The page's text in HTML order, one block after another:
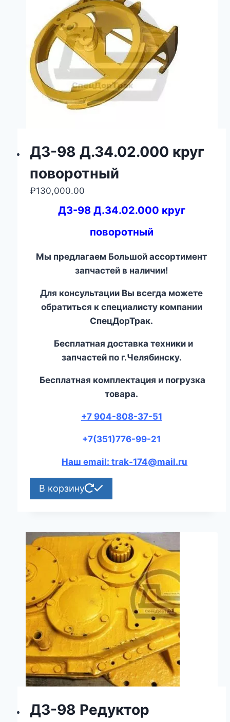
ДЗ-98 Д.34.02.000 круг
поворотный
₽130,000.00
ДЗ-98 Д.34.02.000 круг
поворотный
Мы предлагаем Большой ассортимент
запчастей в наличии!
Для консультации Вы всегда можете
обратиться к специалисту компании
СпецДорТрак.
Бесплатная доставка техники и
запчастей по г.Челябинску.
Бесплатная комплектация и погрузка
товара.
+7 904-808-37-51
+7(351)776-99-21
Наш email: trak-174@mail.ru
В корзину
ДЗ-98 Редуктор